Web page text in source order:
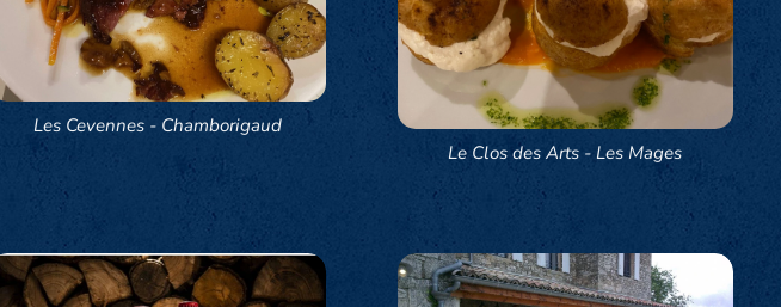
Les Cevennes - Chamborigaud
Le Clos des Arts - Les Mages